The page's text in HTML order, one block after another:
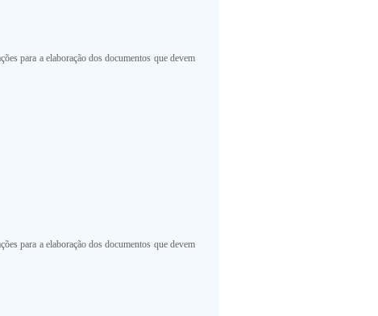
para a elaboração dos documentos que devem
para a elaboração dos documentos que devem